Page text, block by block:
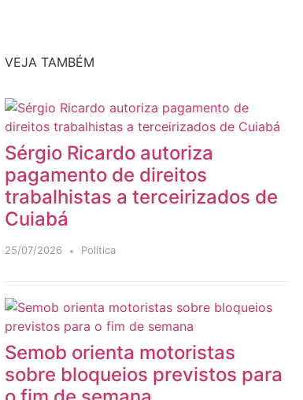
VEJA TAMBÉM
Sérgio Ricardo autoriza
pagamento de direitos
trabalhistas a terceirizados de
Cuiabá
25/07/2026 Política
Semob orienta motoristas
sobre bloqueios previstos para